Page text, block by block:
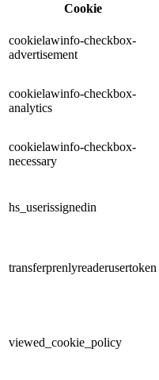
Cookie
cookielawinfo-checkbox-
advertisement
cookielawinfo-checkbox-
analytics
cookielawinfo-checkbox-
necessary
hs_userissignedin
transferprenlyreaderusertoken
viewed_cookie_policy